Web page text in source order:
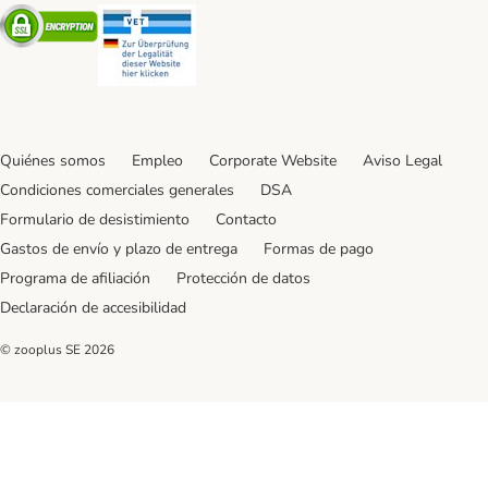
Security
Quiénes somos Empleo Corporate Website
Aviso Legal
Condiciones comerciales generales
DSA
Formulario de desistimiento
Contacto
Gastos de envío y plazo de entrega
Formas de pago
Programa de afiliación
Protección de datos
Declaración de accesibilidad
© zooplus SE 2026